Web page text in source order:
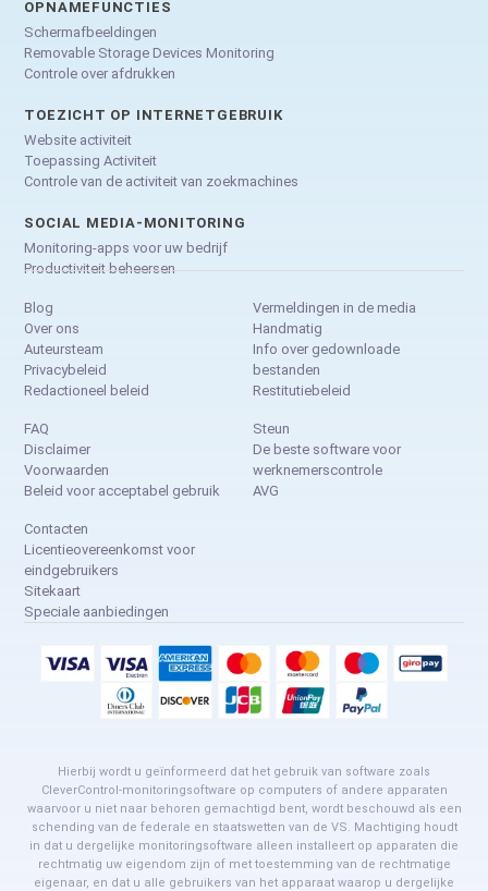
OPNAMEFUNCTIES
Schermafbeeldingen
Removable Storage Devices Monitoring
Controle over afdrukken
TOEZICHT OP INTERNETGEBRUIK
Website activiteit
Toepassing Activiteit
Controle van de activiteit van zoekmachines
SOCIAL MEDIA-MONITORING
Monitoring-apps voor uw bedrijf
Productiviteit beheersen
Blog
Over ons
Auteursteam
Privacybeleid
Redactioneel beleid
Vermeldingen in de media
Handmatig
Info over gedownloade
bestanden
Restitutiebeleid
FAQ
Disclaimer
Voorwaarden
Beleid voor acceptabel gebruik
Steun
De beste software voor
werknemerscontrole
AVG
Contacten
Licentieovereenkomst voor
eindgebruikers
Sitekaart
Speciale aanbiedingen
Hierbij wordt u geïnformeerd dat het gebruik van software zoals
CleverControl-monitoringsoftware op computers of andere apparaten
waarvoor u niet naar behoren gemachtigd bent, wordt beschouwd als een
schending van de federale en staatswetten van de VS. Machtiging houdt
in dat u dergelijke monitoringsoftware alleen installeert op apparaten die
rechtmatig uw eigendom zijn of met toestemming van de rechtmatige
eigenaar, en dat u alle gebruikers van het apparaat waarop u dergelijke